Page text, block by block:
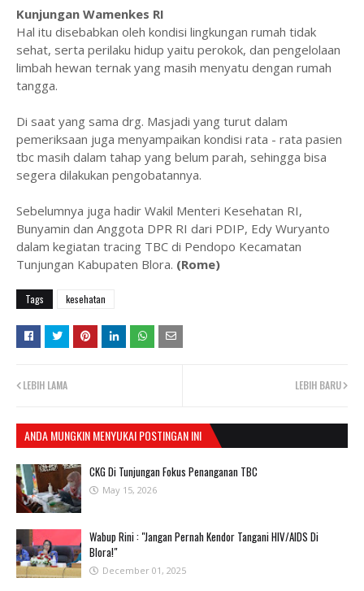
Kunjungan Wamenkes RI
Hal itu disebabkan oleh kondisi lingkungan rumah tidak
sehat, serta perilaku hidup yaitu perokok, dan pengelolaan
limbah hewan ternak yang masih menyatu dengan rumah
tangga.
Di saat yang sama drg. Masjadi yang turut dalam
pemeriksaan juga menyampaikan kondisi rata - rata pasien
tbc masih dalam tahap yang belum parah, sehingga bisa
segera dilakukan pengobatannya.
Sebelumnya juga hadir Wakil Menteri Kesehatan RI,
Bunyamin dan Anggota DPR RI dari PDIP, Edy Wuryanto
dalam kegiatan tracing TBC di Pendopo Kecamatan
Tunjungan Kabupaten Blora. (Rome)
Tags kesehatan
LEBIH BARU
LEBIH LAMA
ANDA MUNGKIN MENYUKAI POSTINGAN INI
CKG Di Tunjungan Fokus Penanganan TBC
May 15, 2026
Wabup Rini : "Jangan Pernah Kendor Tangani HIV/AIDS Di
Blora!"
December 01, 2025